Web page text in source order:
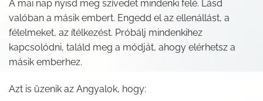
A mai nap nyisd meg szívedet mindenki felé. Lásd
valóban a másik embert. Engedd el az ellenállást, a
félelmeket, az ítélkezést. Próbálj mindenkihez
kapcsolódni, találd meg a módját, ahogy elérhetsz a
másik emberhez.
Azt is üzenik az Angyalok, hogy: